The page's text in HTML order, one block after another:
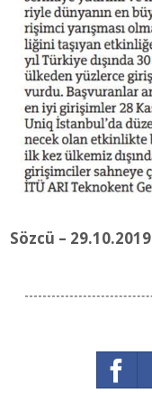
Sözcü – 29.10.2019